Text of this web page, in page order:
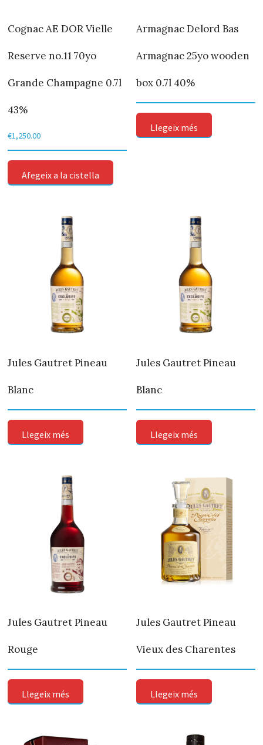
Cognac AE DOR Vielle
Reserve no.11 70yo
Grande Champagne 0.7l
43%
€1,250.00
Afegeix a la cistella
Armagnac Delord Bas
Armagnac 25yo wooden
box 0.7l 40%
Llegeix més
Jules Gautret Pineau
Blanc
Llegeix més
Jules Gautret Pineau
Blanc
Llegeix més
Jules Gautret Pineau
Rouge
Llegeix més
Jules Gautret Pineau
Vieux des Charentes
Llegeix més